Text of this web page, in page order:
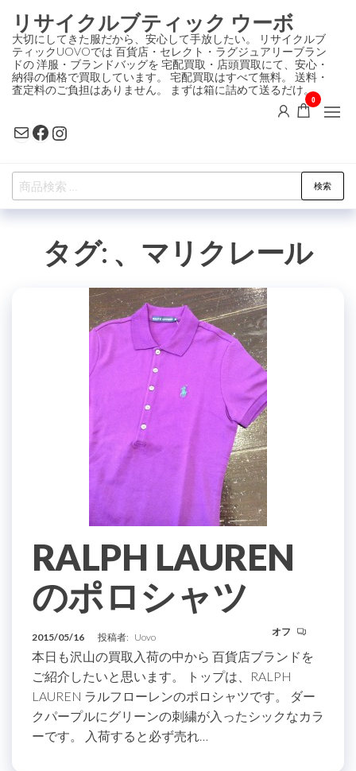
ン
テ
ン
ツ
プ
リサイクルブティック ウーボ
大切にしてきた服だから、安心して手放したい。 リサイクルブ
ティックUOVOでは 百貨店・セレクト・ラグジュアリーブラン
ドの 洋服・ブランドバッグを 宅配買取・店頭買取にて、安心・
納得の価格で買取しています。 宅配買取はすべて無料。 送料・
査定料のご負担はありません。 まずは箱に詰めて送るだけ。
MailFacebook
Instagram
0
検
索
検索
タグ: 、マリクレール
RALPH LAUREN
のポロシャツ
2015/05/16 投稿者: Uovo オフ
本日も沢山の買取入荷の中から 百貨店ブランドを
ご紹介したいと思います。 トップは、RALPH
LAUREN ラルフローレンのポロシャツです。 ダー
クパープルにグリーンの刺繍が入ったシックなカラ
ーです。 入荷すると必ず売れ…